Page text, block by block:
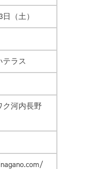
（土）
テラス
ク河内長野